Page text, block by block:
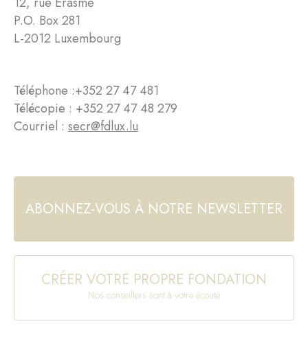
P.O. Box 281
L-2012 Luxembourg
Téléphone :+352 27 47 481
Télécopie : +352 27 47 48 279
Courriel : secr@fdlux.lu
ABONNEZ-VOUS À NOTRE NEWSLETTER
CRÉER VOTRE PROPRE FONDATION
Nos conseillers sont à votre écoute